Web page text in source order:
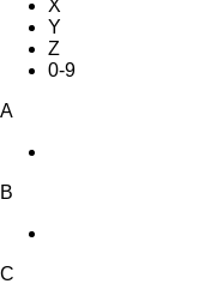
X
Y
Z
0-9
A
B
C